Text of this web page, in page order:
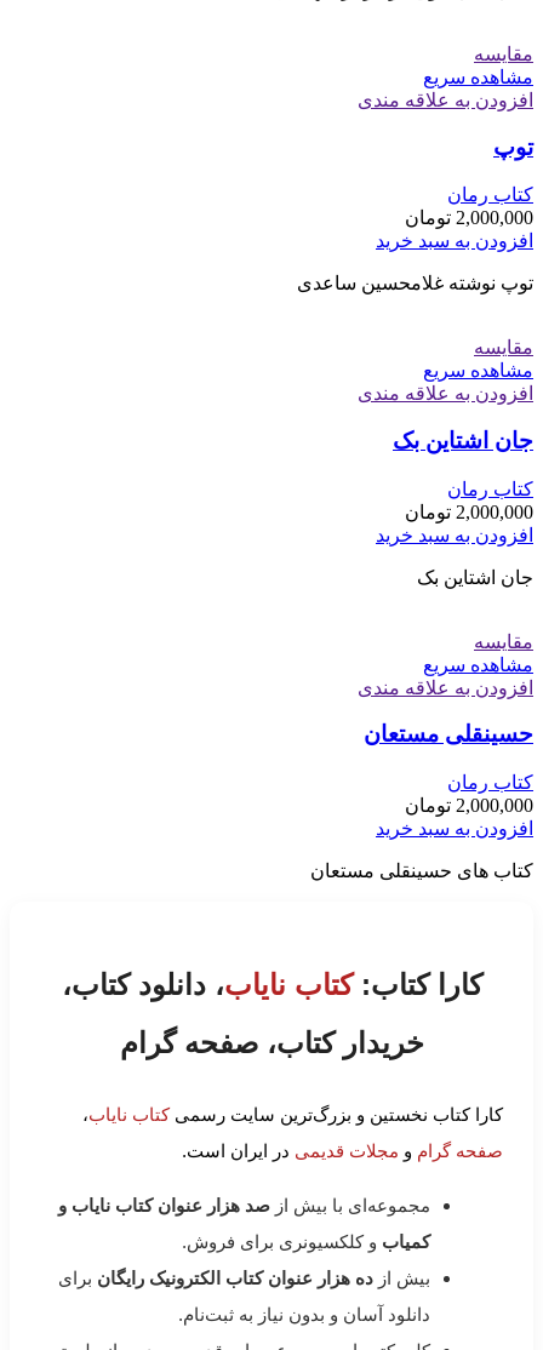
مقایسه
مشاهده سریع
افزودن به علاقه مندی
توپ
کتاب رمان
2,000,000 تومان
افزودن به سبد خرید
توپ نوشته غلامحسین ساعدی
مقایسه
مشاهده سریع
افزودن به علاقه مندی
جان اشتاین بک
کتاب رمان
2,000,000 تومان
افزودن به سبد خرید
جان اشتاین بک
مقایسه
مشاهده سریع
افزودن به علاقه مندی
حسینقلی مستعان
کتاب رمان
2,000,000 تومان
افزودن به سبد خرید
کتاب های حسینقلی مستعان
کارا کتاب:کتاب نایاب، دانلود کتاب،
خریدار کتاب، صفحه گرام
کارا کتاب نخستین و بزرگ‌ترین سایت رسمیکتاب نایاب،
صفحه گرام و مجلات قدیمی در ایران است.
مجموعه‌ای با بیش از صد هزار عنوان کتاب نایاب و
کمیاب و کلکسیونری برای فروش.
بیش از ده هزار عنوان کتاب الکترونیک رایگان برای
دانلود آسان و بدون نیاز به ثبت‌نام.